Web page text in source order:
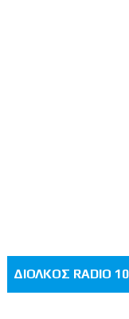
ΔΙΟΛΚΟΣ RADIO